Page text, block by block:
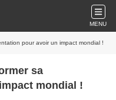
MENU
pour avoir un impact mondial !
sa
mondial !